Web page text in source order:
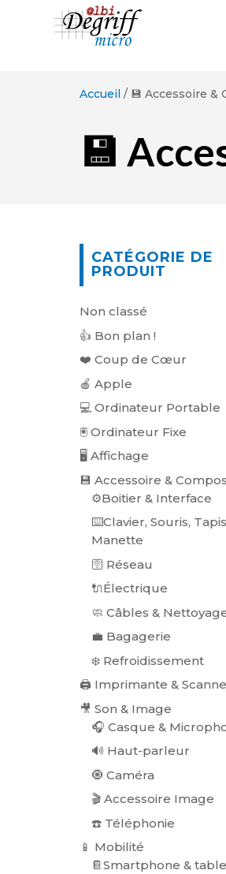
Accueil / 💾 Accessoire &
💾
CATÉGORIE DE
PRODUIT
Non classé
👍 Bon plan !
❤️ Coup de Cœur
🍎 Apple
💻 Ordinateur Portable
🖲️ Ordinateur Fixe
🖥️ Affichage
💾 Accessoire &
⚙️Boitier & Interface
⌨️Clavier, Souris,
Manette
🛜 Réseau
🔌Électrique
🧼 Câbles &
💼 Bagagerie
❄️ Refroidissement
🖨️ Imprimante &
🎥 Son & Image
🎧 Casque &
🔊 Haut-parleur
🧿 Caméra
🎬 Accessoire Image
☎️ Téléphonie
📱 Mobilité
📔Smartphone &